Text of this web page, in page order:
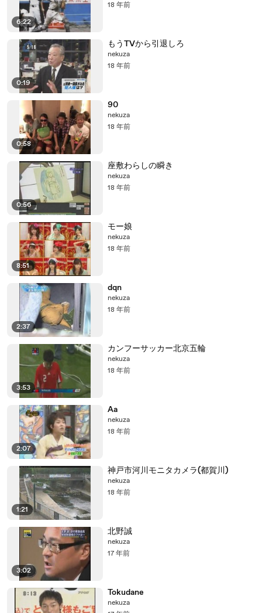
6:22
18 年前
0:19
もうTVから引退しろ
nekuza
18 年前
0:58
90
nekuza
18 年前
0:56
座敷わらしの瞬き
nekuza
18 年前
8:51
モー娘
nekuza
18 年前
2:37
dqn
nekuza
18 年前
3:53
カンフーサッカー北京五輪
nekuza
18 年前
2:07
Aa
nekuza
18 年前
1:21
神戸市河川モニタカメラ(都賀川)
nekuza
18 年前
3:02
北野誠
nekuza
17 年前
Tokudane
nekuza